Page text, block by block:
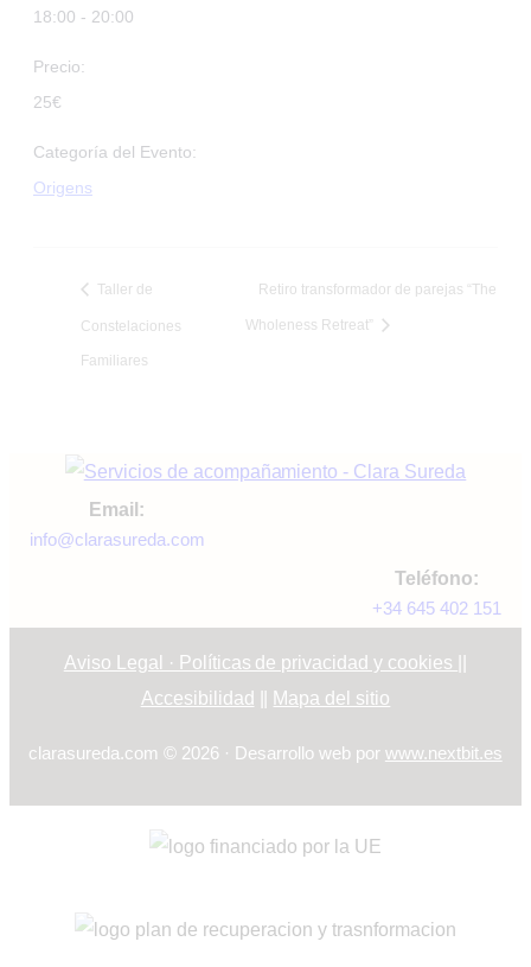
18:00 - 20:00
Precio:
25€
Categoría del Evento:
Origens
Taller de
Constelaciones
Familiares
Retiro transformador de parejas “The
Wholeness Retreat”
Email:
info@clarasureda.com
Teléfono:
+34 645 402 151
Aviso Legal · Políticas de privacidad y cookies
Accesibilidad
Mapa del sitio
clarasureda.com © 2026 · Desarrollo web por www.nextbit.es